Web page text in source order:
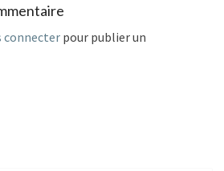
connecter pour publier un